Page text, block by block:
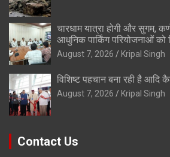
चारधाम यात्रा होगी और सुगम,
आधुनिक पार्किंग परियोजनाओं को
August 7, 2026 Kripal Singh
विशिष्ट पहचान बना रही है आदि
August 7, 2026 Kripal Singh
Contact Us